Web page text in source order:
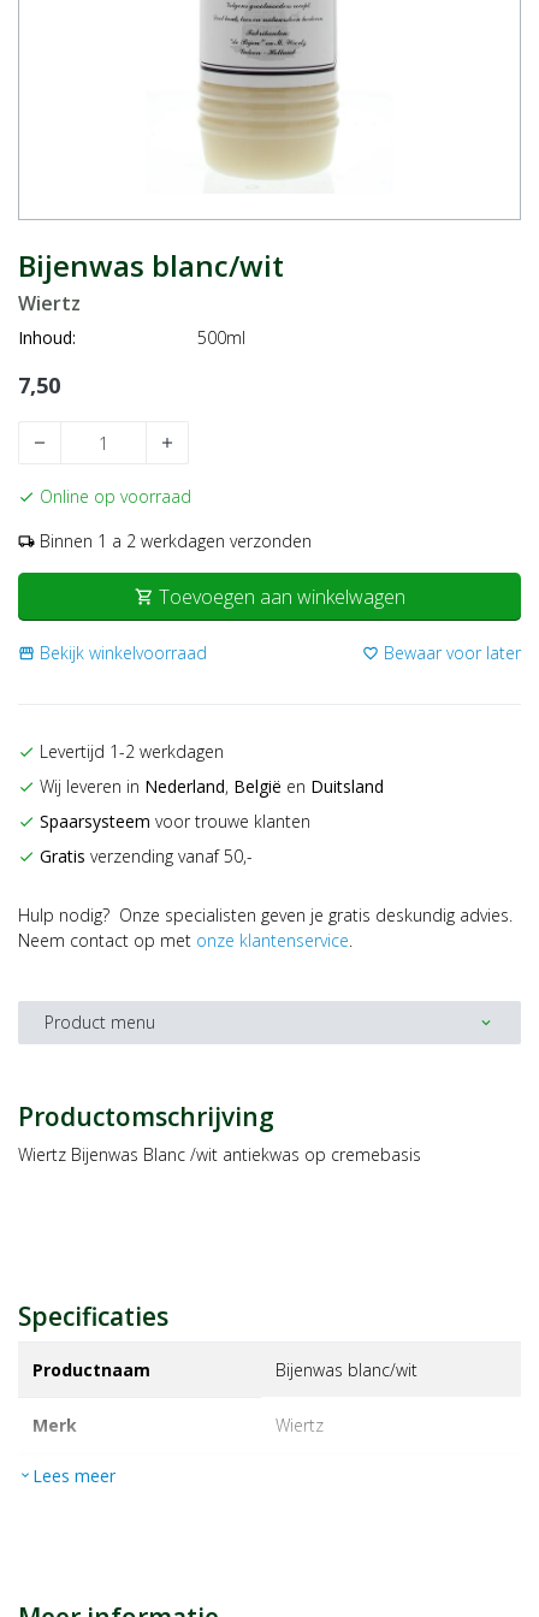
Bijenwas blanc/wit
Wiertz
Inhoud: 500ml
7,50
remove add
check Online op voorraad
local_shipping Binnen 1 a 2 werkdagen verzonden
shopping_cart Toevoegen aan winkelwagen
storefront Bekijk winkelvoorraad favorite_border Bewaar voor later
check Levertijd 1-2 werkdagen
check Wij leveren in Nederland, België en Duitsland
check Spaarsysteem voor trouwe klanten
check Gratis verzending vanaf 50,-
Hulp nodig? Onze specialisten geven je gratis deskundig advies.
Neem contact op met onze klantenservice.
Product menu expand_more
Productomschrijving
Wiertz Bijenwas Blanc /wit antiekwas op cremebasis
Specificaties
Productnaam Bijenwas blanc/wit
Merk wiertz
EAN
expand_more Lees meer